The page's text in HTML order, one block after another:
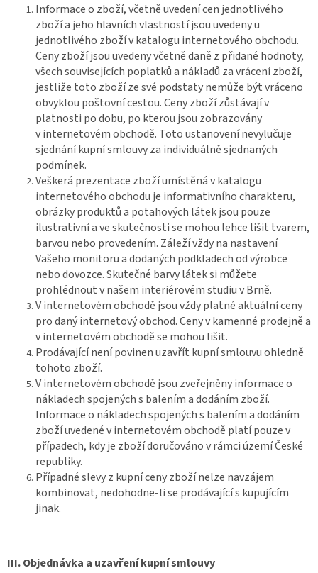
Informace o zboží, včetně uvedení cen jednotlivého
zboží a jeho hlavních vlastností jsou uvedeny u
jednotlivého zboží v katalogu internetového obchodu.
Ceny zboží jsou uvedeny včetně daně z přidané hodnoty,
všech souvisejících poplatků a nákladů za vrácení zboží,
jestliže toto zboží ze své podstaty nemůže být vráceno
obvyklou poštovní cestou. Ceny zboží zůstávají v
platnosti po dobu, po kterou jsou zobrazovány
v internetovém obchodě. Toto ustanovení nevylučuje
sjednání kupní smlouvy za individuálně sjednaných
podmínek.
Veškerá prezentace zboží umístěná v katalogu
internetového obchodu je informativního charakteru,
obrázky produktů a potahových látek jsou pouze
ilustrativní a ve skutečnosti se mohou lehce lišit tvarem,
barvou nebo provedením. Záleží vždy na nastavení
Vašeho monitoru a dodaných podkladech od výrobce
nebo dovozce. Skutečné barvy látek si můžete
prohlédnout v našem interiérovém studiu v Brně.
V internetovém obchodě jsou vždy platné aktuální ceny
pro daný internetový obchod. Ceny v kamenné prodejně a
v internetovém obchodě se mohou lišit.
Prodávající není povinen uzavřít kupní smlouvu ohledně
tohoto zboží.
V internetovém obchodě jsou zveřejněny informace o
nákladech spojených s balením a dodáním zboží.
Informace o nákladech spojených s balením a dodáním
zboží uvedené v internetovém obchodě platí pouze v
případech, kdy je zboží doručováno v rámci území České
republiky.
Případné slevy z kupní ceny zboží nelze navzájem
kombinovat, nedohodne-li se prodávající s kupujícím
jinak.
III.Objednávka a uzavření kupní smlouvy